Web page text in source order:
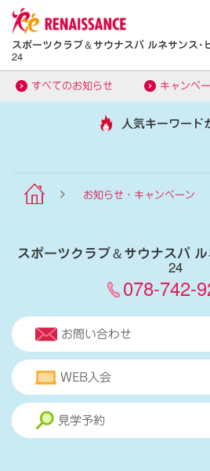
スポーツクラブ＆サウナスパ ルネサンス･
24
すべてのお知らせ キャンペ
人気キーワード
お知らせ・キャンペーン
スポーツクラブ＆サウナスパ
24
078-742-
お問い合わせ
WEB入会
見学予約